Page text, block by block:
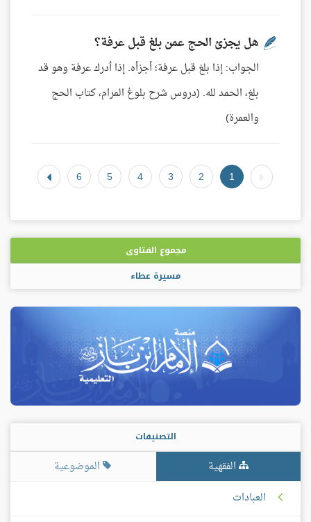
هل يجزئ الحج عمن بلغ قبل عرفة؟
الجواب: إذا بلغ قبل عرفة؛ أجزأه. إذا أدرك عرفة وهو قد
بلغ، الحمد لله. (دروس شرح بلوغ المرام، كتاب الحج
والعمرة)
1
2
3
4
5
6
مجموع الفتاوى
مسيرة عطاء
التصنيفات
الفقهية
الموضوعية
العبادات